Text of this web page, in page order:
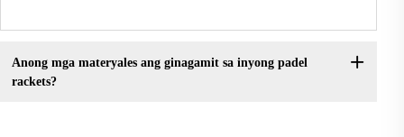
Anong mga materyales ang ginagamit sa inyong padel
rackets?